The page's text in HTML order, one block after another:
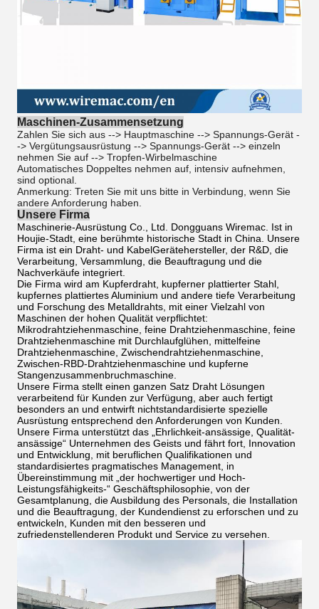
Maschinen-Zusammensetzung
Zahlen Sie sich aus --> Hauptmaschine --> Spannungs-Gerät -
-> Vergütungsausrüstung --> Spannungs-Gerät --> einzeln
nehmen Sie auf --> Tropfen-Wirbelmaschine
Automatisches Doppeltes nehmen auf, intensiv aufnehmen,
sind optional.
Anmerkung: Treten Sie mit uns bitte in Verbindung, wenn Sie
andere Anforderung haben.
Unsere Firma
Maschinerie-Ausrüstung Co., Ltd. Dongguans Wiremac. Ist in
Houjie-Stadt, eine berühmte historische Stadt in China. Unsere
Firma ist ein Draht- und KabelGerätehersteller, der R&D, die
Verarbeitung, Versammlung, die Beauftragung und die
Nachverkäufe integriert.
Die Firma wird am Kupferdraht, kupferner plattierter Stahl,
kupfernes plattiertes Aluminium und andere tiefe Verarbeitung
und Forschung des Metalldrahts, mit einer Vielzahl von
Maschinen der hohen Qualität verpflichtet:
Mikrodrahtziehenmaschine, feine Drahtziehenmaschine, feine
Drahtziehenmaschine mit Durchlaufglühen, mittelfeine
Drahtziehenmaschine, Zwischendrahtziehenmaschine,
Zwischen-RBD-Drahtziehenmaschine und kupferne
Stangenzusammenbruchmaschine.
Unsere Firma stellt einen ganzen Satz Draht Lösungen
verarbeitend für Kunden zur Verfügung, aber auch fertigt
besonders an und entwirft nichtstandardisierte spezielle
Ausrüstung entsprechend den Anforderungen von Kunden.
Unsere Firma unterstützt das „Ehrlichkeit-ansässige, Qualität-
ansässige“ Unternehmen des Geists und fährt fort, Innovation
und Entwicklung, mit beruflichen Qualifikationen und
standardisiertes pragmatisches Management, in
Übereinstimmung mit „der hochwertiger und Hoch-
Leistungsfähigkeits-“ Geschäftsphilosophie, von der
Gesamtplanung, die Ausbildung des Personals, die Installation
und die Beauftragung, der Kundendienst zu erforschen und zu
entwickeln, Kunden mit den besseren und
zufriedenstellenderen Produkt und Service zu versehen.